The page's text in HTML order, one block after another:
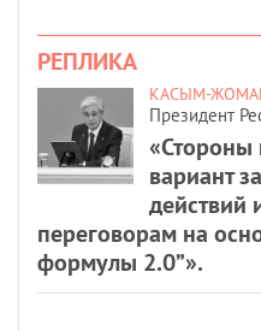
РЕПЛИКА
КАСЫМ-
Президент
«Стороны
вариант
действий
переговорам на
формулы 2.0”».